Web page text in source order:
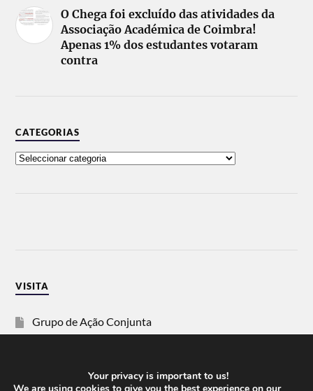
O Chega foi excluído das atividades da
Associação Académica de Coimbra!
Apenas 1% dos estudantes votaram
contra
CATEGORIAS
VISITA
Grupo de Ação Conjunta
Vida Justa
Your privacy is important to us!